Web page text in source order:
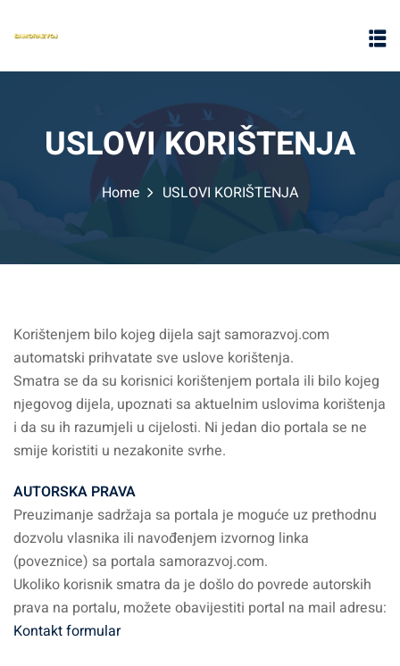
USLOVI KORIŠTENJA
Home USLOVI KORIŠTENJA
Korištenjem bilo kojeg dijela sajt samorazvoj.com
automatski prihvatate sve uslove korištenja.
Smatra se da su korisnici korištenjem portala ili bilo kojeg
njegovog dijela, upoznati sa aktuelnim uslovima korištenja
i da su ih razumjeli u cijelosti. Ni jedan dio portala se ne
smije koristiti u nezakonite svrhe.
AUTORSKA PRAVA
Preuzimanje sadržaja sa portala je moguće uz prethodnu
dozvolu vlasnika ili navođenjem izvornog linka
(poveznice) sa portala samorazvoj.com.
Ukoliko korisnik smatra da je došlo do povrede autorskih
prava na portalu, možete obavijestiti portal na mail adresu:
Kontakt formular